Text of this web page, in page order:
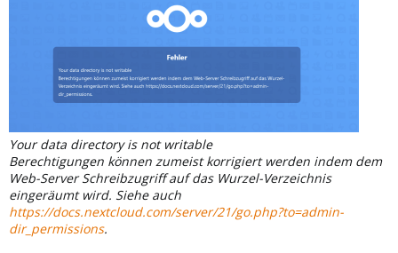
Your data directory is not writable
Berechtigungen können zumeist korrigiert werden indem dem
Web-Server Schreibzugriff auf das Wurzel-Verzeichnis
eingeräumt wird. Siehe auch
https://docs.nextcloud.com/server/21/go.php?to=admin-
dir_permissions.